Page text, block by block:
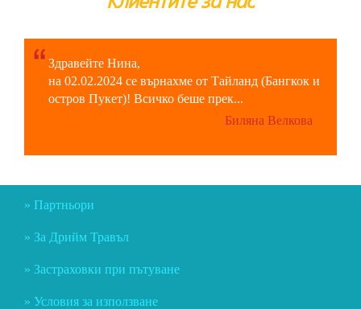
Здравейте Нина,
на 02.02.2024 се върнахме от Тайланд (Бангкок и
остров Пукет)! Всичко беше прек...
Биляна Велкова
Партньори
За Дрийм Травъл
Застраховки при пътуване
Условия за използване